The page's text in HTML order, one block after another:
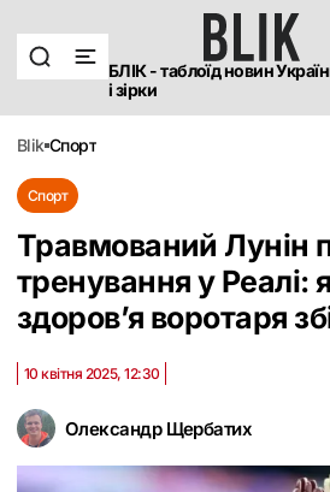
БЛІК - таблоїд новин
і зірки
blik спорт
Спорт
Травмований Лунін
тренування у Реалі:
здоров’я воротаря
Олександр Щербатих
10 квітня 2025, 12:30